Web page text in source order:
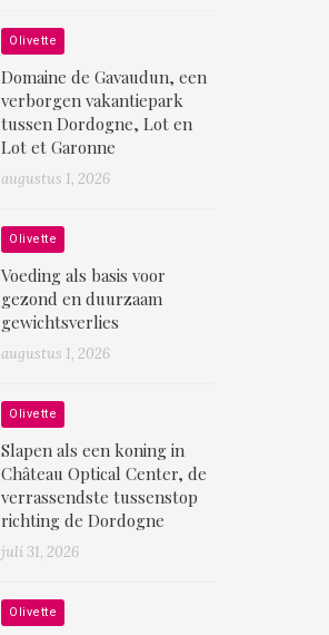
Olivette
Domaine de Gavaudun, een
verborgen vakantiepark
tussen Dordogne, Lot en
Lot et Garonne
augustus 1, 2026
Olivette
Voeding als basis voor
gezond en duurzaam
gewichtsverlies
augustus 1, 2026
Olivette
Slapen als een koning in
Château Optical Center, de
verrassendste tussenstop
richting de Dordogne
juli 31, 2026
Olivette